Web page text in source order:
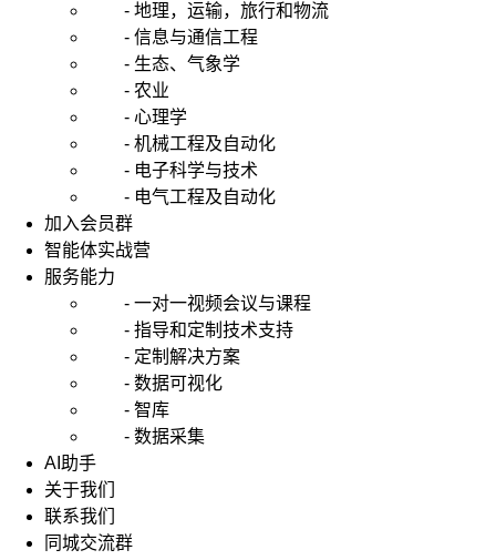
- 地理，运输，旅行和物流
- 信息与通信工程
- 生态、气象学
- 农业
- 心理学
- 机械工程及自动化
- 电子科学与技术
- 电气工程及自动化
加入会员群
智能体实战营
服务能力
- 一对一视频会议与课程
- 指导和定制技术支持
- 定制解决方案
- 数据可视化
- 智库
- 数据采集
AI助手
关于我们
联系我们
同城交流群